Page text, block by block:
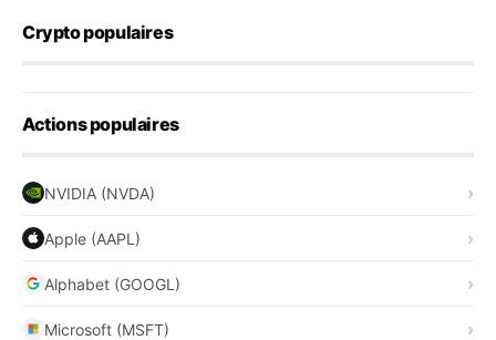
Crypto populaires
Actions populaires
NVIDIA (NVDA)
Apple (AAPL)
Alphabet (GOOGL)
Microsoft (MSFT)